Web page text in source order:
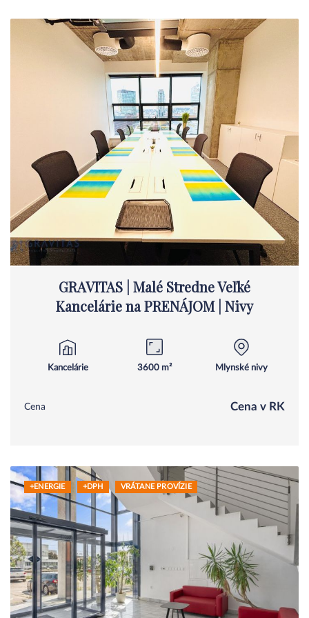
GRAVITAS | Malé Stredne Veľké
Kancelárie na PRENÁJOM | Nivy
Kancelárie 3600 m² Mlynské nivy
Cena Cena v RK
+ENERGIE +DPH VRÁTANE PROVÍZIE